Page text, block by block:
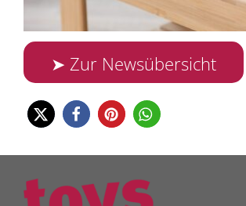
➤ Zur Newsübersicht